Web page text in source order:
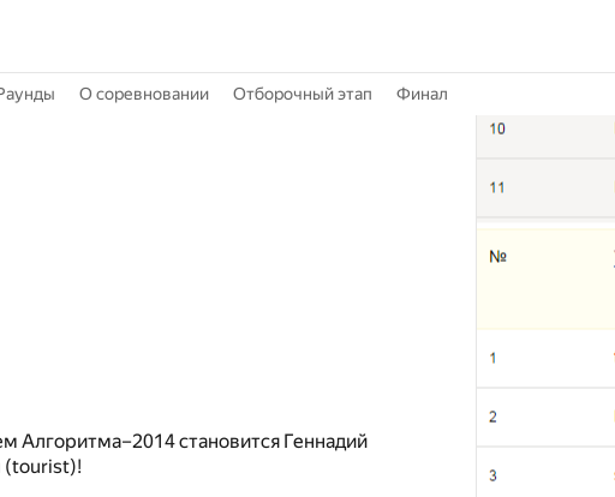
О соревновании Отборочный этап Финал
Алгоритма–2014 становится Геннадий
(tourist)!